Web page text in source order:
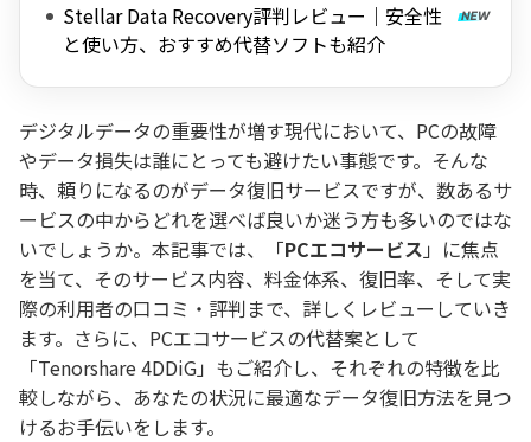
Stellar Data Recovery評判レビュー｜安全性
と使い方、おすすめ代替ソフトも紹介
デジタルデータの重要性が増す現代において、PCの故障
やデータ損失は誰にとっても避けたい事態です。そんな
時、頼りになるのがデータ復旧サービスですが、数あるサ
ービスの中からどれを選べば良いか迷う方も多いのではな
いでしょうか。本記事では、「PCエコサービス 」に焦点
を当て、そのサービス内容、料金体系、復旧率、そして実
際の利用者の口コミ・評判まで、詳しくレビューしていき
ます。さらに、PCエコサービスの代替案として
「Tenorshare 4DDiG」もご紹介し、それぞれの特徴を比
較しながら、あなたの状況に最適なデータ復旧方法を見つ
けるお手伝いをします。